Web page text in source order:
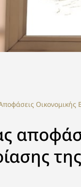
Οικονομικής